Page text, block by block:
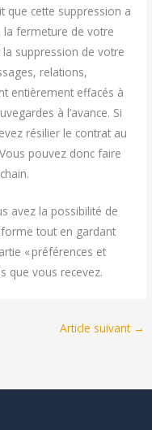
que cette suppression a
la fermeture de votre
suppression de votre
relations,
entièrement effacés à
à l’avance. Si
résilier le contrat au
pouvez donc faire
avez la possibilité de
tout en gardant
« préférences et
que vous recevez.
Article suivant →